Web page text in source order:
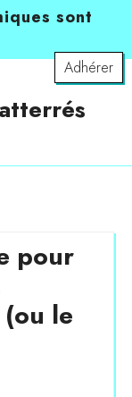
sont
Adhérer
pour
le